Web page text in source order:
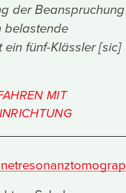
der Beanspruchung
belastende
fünf-Klässler [sic]
MIT